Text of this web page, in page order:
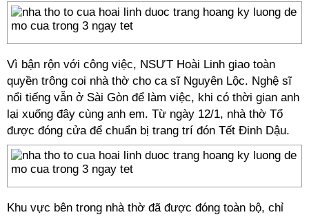
Vì bận rộn với công việc, NSƯT Hoài Linh giao toàn
quyền trông coi nhà thờ cho ca sĩ Nguyên Lộc. Nghệ sĩ
nổi tiếng vẫn ở Sài Gòn để làm việc, khi có thời gian anh
lại xuống đây cùng anh em. Từ ngày 12/1, nhà thờ Tổ
được đóng cửa để chuẩn bị trang trí đón Tết Đinh Dậu.
Khu vực bên trong nhà thờ đã được đóng toàn bộ, chỉ